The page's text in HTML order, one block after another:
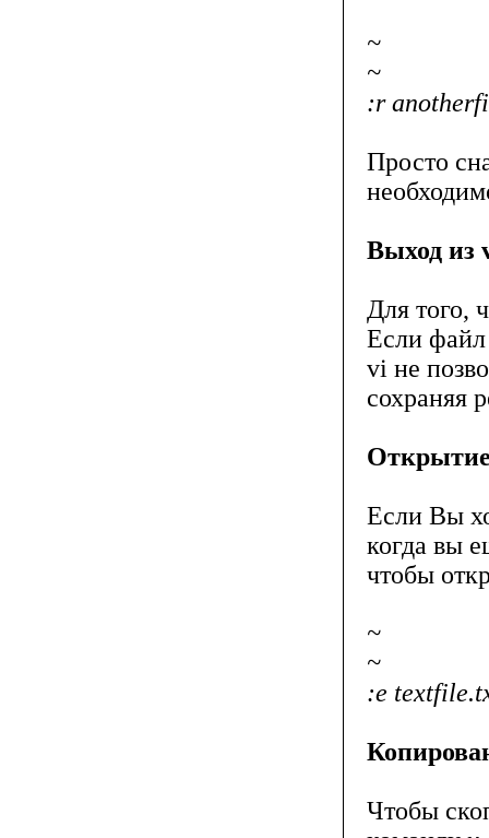
~
~
:r
Просто
Выход из
Для того,
Если
vi не
сохраняя
Если Вы
когда вы
чтобы
~
~
:e
Чтобы